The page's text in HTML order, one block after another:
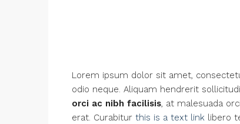
Lorem ipsum dolor sit amet,
odio neque. Aliquam hendrerit
orci ac nibh facilisis, at malesuada
erat. Curabitur this is a text link libero